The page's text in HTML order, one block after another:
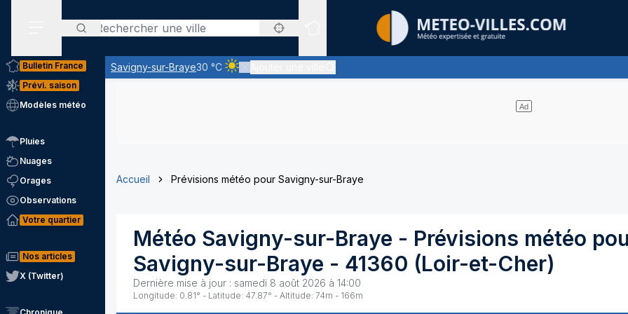
Rechercher
Sites expertis&eacute;s
Savigny-sur-Braye30 °C
Ciel clair - quasiment pas de nuages et un soleil omniprésent
Bulletin France
Prévi. saison
Modèles météo
Pluies
Nuages
Orages
Observations
Votre quartier
Nos articles
X (Twitter)
Accueil Prévisions météo pour Savigny-sur-Braye
Météo Savigny-sur-Braye - Prévisions météo
Savigny-sur-Braye - 41360 (Loir-et-Cher)
Dernière mise à jour : samedi 8 août 2026 à 14:00
Longitude: 0.81° - Latitude: 47.87° - Altitude: 74m - 166m